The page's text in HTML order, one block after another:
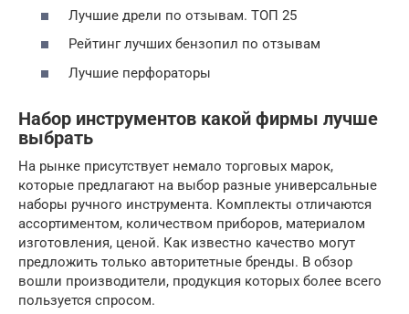
Лучшие дрели по отзывам. ТОП 25
Рейтинг лучших бензопил по отзывам
Лучшие перфораторы
Набор инструментов какой фирмы лучше
выбрать
На рынке присутствует немало торговых марок,
которые предлагают на выбор разные универсальные
наборы ручного инструмента. Комплекты отличаются
ассортиментом, количеством приборов, материалом
изготовления, ценой. Как известно качество могут
предложить только авторитетные бренды. В обзор
вошли производители, продукция которых более всего
пользуется спросом.